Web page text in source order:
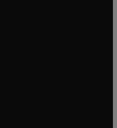
window
tab/window
window
tab/window